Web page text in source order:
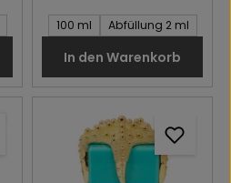
Inhalt des Artikel:
100 ml Abfüllung 2 ml
In den Warenkorb